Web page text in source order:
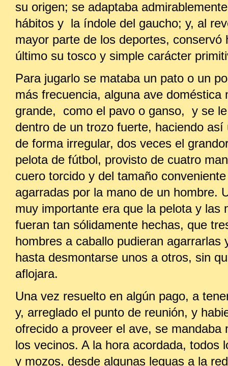
su origen; se adaptaba
hábitos y la índole del gaucho; y, al
mayor parte de los deportes, conservó
último su tosco y simple carácter
Para jugarlo se mataba un pato o un
más frecuencia, alguna ave doméstica
grande, como el pavo o ganso, y se
dentro de un trozo fuerte, haciendo así
de forma irregular, dos veces el
pelota de fútbol, provisto de cuatro
cuero torcido y del tamaño
agarradas por la mano de un hombre.
muy importante era que la pelota y las
fueran tan sólidamente hechas, que
hombres a caballo pudieran agarrarlas
hasta desmontarse unos a otros, sin
aflojara.
Una vez resuelto en algún pago, a
y, arreglado el punto de reunión, y
ofrecido a proveer el ave, se mandaba
los vecinos. A la hora acordada, todos
y mozos, desde algunas leguas a la